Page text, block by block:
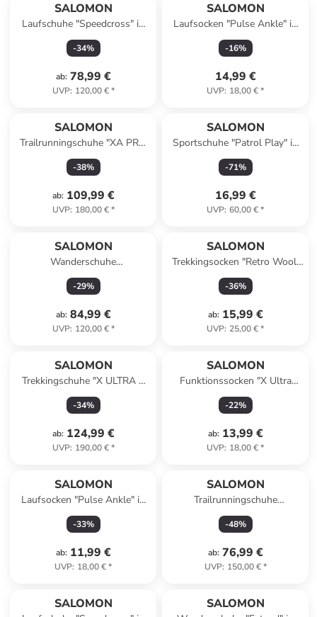
SALOMON
Laufschuhe "Speedcross" in
Schwarz/ Khaki
-34%
ab: 78,99 €
UVP: 120,00 €*
SALOMON
Laufsocken "Pulse Ankle" in
Grau/ Anthrazit
-16%
14,99 €
UVP: 18,00 €*
SALOMON
Trailrunningschuhe "XA PRO
3D V9 GTX LIFELONG" in
Schwarz
-38%
ab: 109,99 €
UVP: 180,00 €*
SALOMON
Sportschuhe "Patrol Play" in
Dunkelblau
-71%
16,99 €
UVP: 60,00 €*
SALOMON
Wanderschuhe
"TECHAMPHIBIAN 5" in
Anthrazit/ Rosa
-29%
ab: 84,99 €
UVP: 120,00 €*
SALOMON
Trekkingsocken "Retro Wool"
in Grau
-36%
ab: 15,99 €
UVP: 25,00 €*
SALOMON
Trekkingschuhe "X ULTRA 5
MID GTX" in Braun/ Beige
-34%
ab: 124,99 €
UVP: 190,00 €*
SALOMON
Funktionssocken "X Ultra
Quarter" in Dunkelblau
-22%
ab: 13,99 €
UVP: 18,00 €*
SALOMON
Laufsocken "Pulse Ankle" in
Creme
-33%
ab: 11,99 €
UVP: 18,00 €*
SALOMON
Trailrunningschuhe
"EXAMOTION GORE-TEX" in
Schwarz
-48%
ab: 76,99 €
UVP: 150,00 €*
SALOMON SALOMON